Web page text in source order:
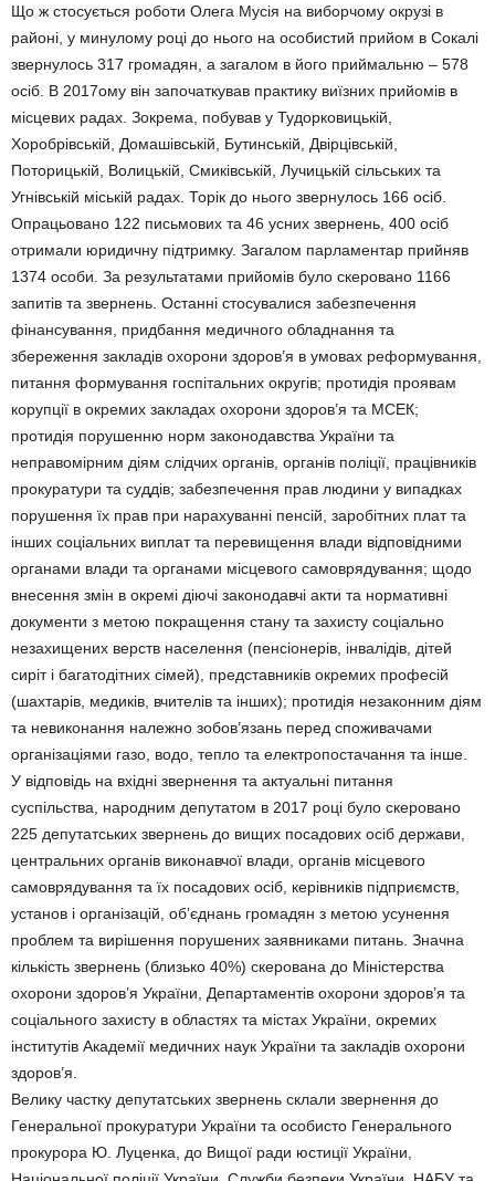
Що ж стосується роботи Олега Мусія на виборчому окрузі в
районі, у минулому році до нього на особистий прийом в Сокалі
звернулось 317 громадян, а загалом в його приймальню – 578
осіб. В 2017ому він започаткував практику виїзних прийомів в
місцевих радах. Зокрема, побував у Тудорковицькій,
Хоробрівській, Домашівській, Бутинській, Двірцівській,
Поторицькій, Волицькій, Смиківській, Лучицькій сільських та
Угнівській міській радах. Торік до нього звернулось 166 осіб.
Опрацьовано 122 письмових та 46 усних звернень, 400 осіб
отримали юридичну підтримку. Загалом парламентар прийняв
1374 особи. За результатами прийомів було скеровано 1166
запитів та звернень. Останні стосувалися забезпечення
фінансування, придбання медичного обладнання та
збереження закладів охорони здоров’я в умовах реформування,
питання формування госпітальних округів; протидія проявам
корупції в окремих закладах охорони здоров’я та МСЕК;
протидія порушенню норм законодавства України та
неправомірним діям слідчих органів, органів поліції, працівників
прокуратури та суддів; забезпечення прав людини у випадках
порушення їх прав при нарахуванні пенсій, заробітних плат та
інших соціальних виплат та перевищення влади відповідними
органами влади та органами місцевого самоврядування; щодо
внесення змін в окремі діючі законодавчі акти та нормативні
документи з метою покращення стану та захисту соціально
незахищених верств населення (пенсіонерів, інвалідів, дітей
сиріт і багатодітних сімей), представників окремих професій
(шахтарів, медиків, вчителів та інших); протидія незаконним діям
та невиконання належно зобов’язань перед споживачами
організаціями газо, водо, тепло та електропостачання та інше.
У відповідь на вхідні звернення та актуальні питання
суспільства, народним депутатом в 2017 році було скеровано
225 депутатських звернень до вищих посадових осіб держави,
центральних органів виконавчої влади, органів місцевого
самоврядування та їх посадових осіб, керівників підприємств,
установ і організацій, об’єднань громадян з метою усунення
проблем та вирішення порушених заявниками питань. Значна
кількість звернень (близько 40%) скерована до Міністерства
охорони здоров’я України, Департаментів охорони здоров’я та
соціального захисту в областях та містах України, окремих
інститутів Академії медичних наук України та закладів охорони
здоров’я.
Велику частку депутатських звернень склали звернення до
Генеральної прокуратури України та особисто Генерального
прокурора Ю. Луценка, до Вищої ради юстиції України,